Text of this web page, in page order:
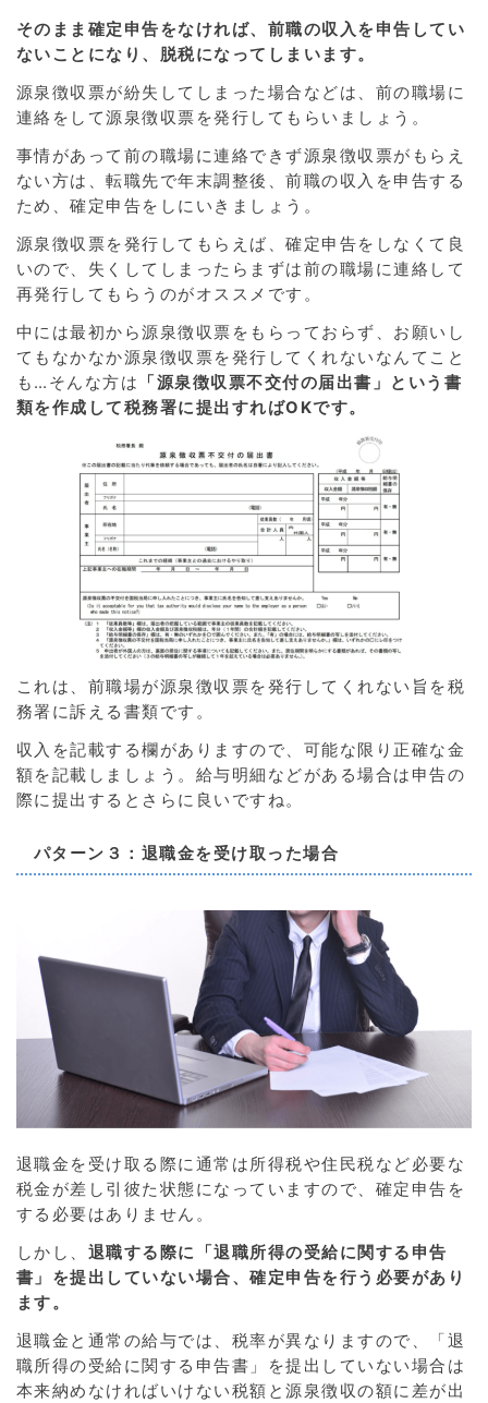
そのまま確定申告をなければ、前職の収入を申告してい
ないことになり、脱税になってしまいます。
源泉徴収票が紛失してしまった場合などは、前の職場に
連絡をして源泉徴収票を発行してもらいましょう。
事情があって前の職場に連絡できず源泉徴収票がもらえ
ない方は、転職先で年末調整後、前職の収入を申告する
ため、確定申告をしにいきましょう。
源泉徴収票を発行してもらえば、確定申告をしなくて良
いので、失くしてしまったらまずは前の職場に連絡して
再発行してもらうのがオススメです。
中には最初から源泉徴収票をもらっておらず、お願いし
てもなかなか源泉徴収票を発行してくれないなんてこと
も…そんな方は
「源泉徴収票不交付の届出書」という書
類を作成して税務署に提出すればOKです。
これは、前職場が源泉徴収票を発行してくれない旨を税
務署に訴える書類です。
収入を記載する欄がありますので、可能な限り正確な金
額を記載しましょう。給与明細などがある場合は申告の
際に提出するとさらに良いですね。
パターン３：退職金を受け取った場合
退職金を受け取る際に通常は所得税や住民税など必要な
税金が差し引彼た状態になっていますので、確定申告を
する必要はありません。
しかし、 退職する際に「退職所得の受給に関する申告
書」を提出していない場合、確定申告を行う必要があり
ます。
退職金と通常の給与では、税率が異なりますので、「退
職所得の受給に関する申告書」を提出していない場合は
本来納めなければいけない税額と源泉徴収の額に差が出